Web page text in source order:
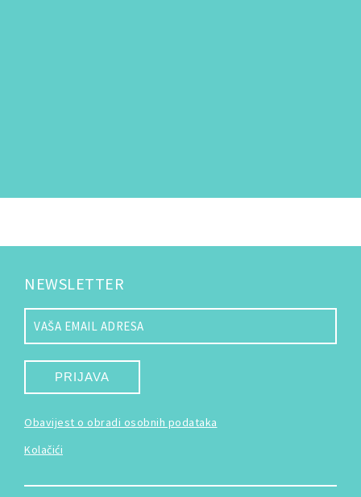
NEWSLETTER
PRIJAVA
Obavijest o obradi osobnih podataka
Kolačići